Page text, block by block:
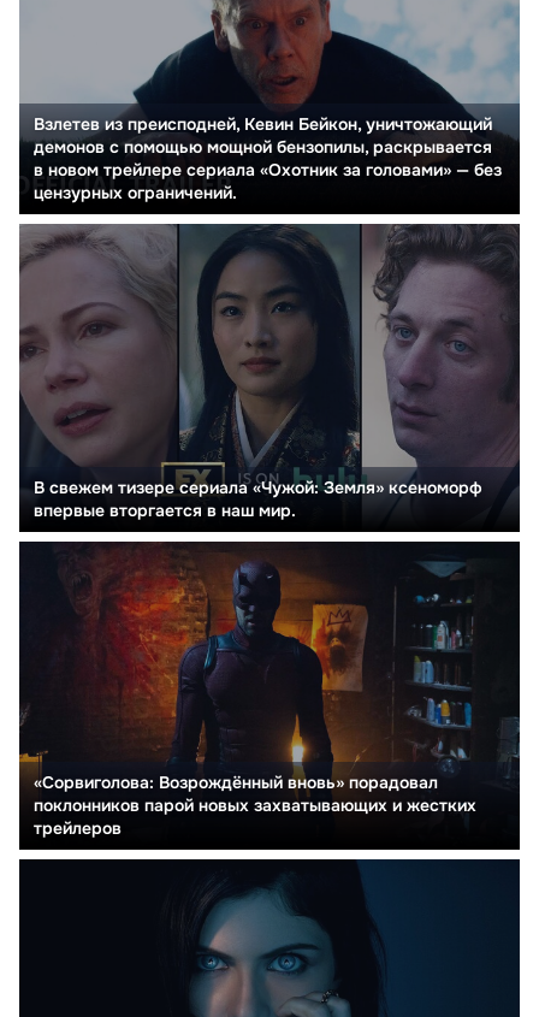
Взлетев из преисподней, Кевин Бейкон, уничтожающий
демонов с помощью мощной бензопилы, раскрывается
в новом трейлере сериала «Охотник за головами» — без
цензурных ограничений.
В свежем тизере сериала «Чужой: Земля» ксеноморф
впервые вторгается в наш мир.
«Сорвиголова: Возрождённый вновь» порадовал
поклонников парой новых захватывающих и жестких
трейлеров